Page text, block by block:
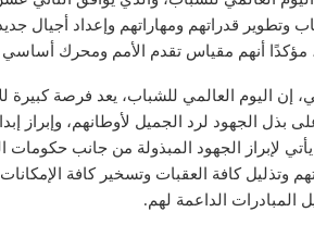
وتطوير قدراتهم ومهاراتهم وإعداد أجيال
مؤكدًا أنهم مقياس تقدم الأمم ومحرك أساسي
إن اليوم العالمي للشباب، يعد فرصة كبيرة
بذل الجهود لرد الجميل لأوطانهم، وإبراز
لإبراز الجهود المبذولة من جانب حكومات
وتذليل كافة العقبات وتسخير كافة
المبادرات الداعمة لهم.